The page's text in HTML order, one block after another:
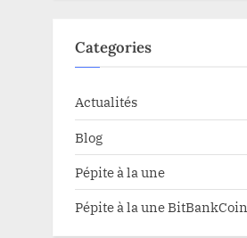
Categories
Actualités
Blog
Pépite à la une
Pépite à la une BitBankCoin